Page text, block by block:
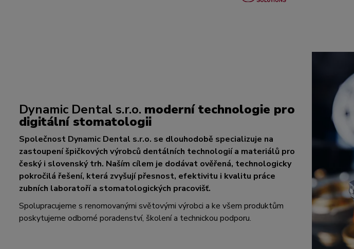
Dynamic Dental s.r.o. moderní technologie pro
digitální stomatologii
Společnost Dynamic Dental s.r.o. se dlouhodobě specializuje na
zastoupení špičkových výrobců dentálních technologií a materiálů pro
český i slovenský trh. Naším cílem je dodávat ověřená, technologicky
pokročilá řešení, která zvyšují přesnost, efektivitu i kvalitu práce
zubních laboratoří a stomatologických pracovišť.
Spolupracujeme s renomovanými světovými výrobci a ke všem produktům
poskytujeme odborné poradenství, školení a technickou podporu.